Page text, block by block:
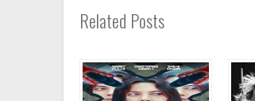
Related Posts